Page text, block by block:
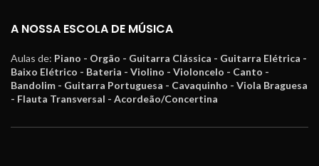
A NOSSA ESCOLA DE MÚSICA
Aulas de: Piano - Orgão - Guitarra Clássica - Guitarra Elétrica -
Baixo Elétrico - Bateria - Violino - Violoncelo - Canto -
Bandolim - Guitarra Portuguesa - Cavaquinho - Viola Braguesa
- Flauta Transversal - Acordeão/Concertina